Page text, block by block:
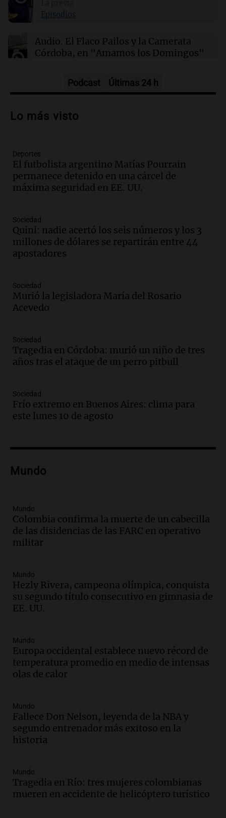
su segundo título consecutivo en gimnasia de
EE. UU.
Episodios
Audio. El Flaco Pailos y la Camerata
Córdoba, en "Amamos los Domingos"
hablaron de su obra en Cadena 3
Audio.
recuerdo del paso de Juan Pablo II: "Te
traspasaba con la mirada"
Amamos los Domingos
Audio.
un imperdible cordobés para los
amantes de la astronomía
Amamos los Domingos
la historia del club de Irlanda
revolucionado por hinchas argentinos
Amamos los Domingos
Audio.
argentino regresa al país tras conflicto
con Brasil
Audio.Bomberos asisten a senderista
con fractura de tobillo en refugio Doña
Rosa
Episodios
investigación internacional sobre asma
Episodios
Audio.Suspenden descuento en SUBE y
aumentan tarifas del SUBTE en Buenos
Aires desde agosto
Audio.Kicillof critica la desregulación
financiera y el aumento de la morosidad
en Buenos Aires
Audio.
Corte Suprema tras fallo que aparta a
Pagani como rector
Panorama Federal
Audio.
que la justicia social viene siendo
“despreciada y burlada”
Santa Misa
de su gran muestra anual con la
participación de miles de visitantes
Panorama Federal
Podcast Últimas 24 h
Lo más visto
Deportes
El futbolista argentino Matías Pourrain
permanece detenido en una cárcel de
máxima seguridad en EE. UU.
Sociedad
Quini: nadie acertó los seis números y los 3
millones de dólares se repartirán entre 44
apostadores
Sociedad
Murió la legisladora María del Rosario
Acevedo
Sociedad
Tragedia en Córdoba: murió un niño de tres
años tras el ataque de un perro pitbull
Sociedad
Frío extremo en Buenos Aires: clima para
este lunes 10 de agosto
Mundo
Mundo
Colombia confirma la muerte de un cabecilla
de las disidencias de las FARC en operativo
militar
Mundo
Hezly Rivera, campeona olímpica, conquista
su segundo título consecutivo en gimnasia de
EE. UU.
Mundo
Europa occidental establece nuevo récord de
temperatura promedio en medio de intensas
olas de calor
Mundo
Fallece Don Nelson, leyenda de la NBA y
segundo entrenador más exitoso en la
historia
Mundo
Tragedia en Río: tres mujeres colombianas
mueren en accidente de helicóptero turístico